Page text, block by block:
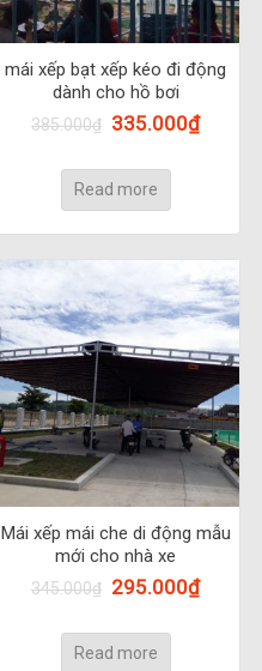
mái xếp bạt xếp kéo đi động
dành cho hồ bơi
385.000₫ 335.000₫
Read more
Mái xếp mái che di động mẫu
mới cho nhà xe
345.000₫ 295.000₫
Read more